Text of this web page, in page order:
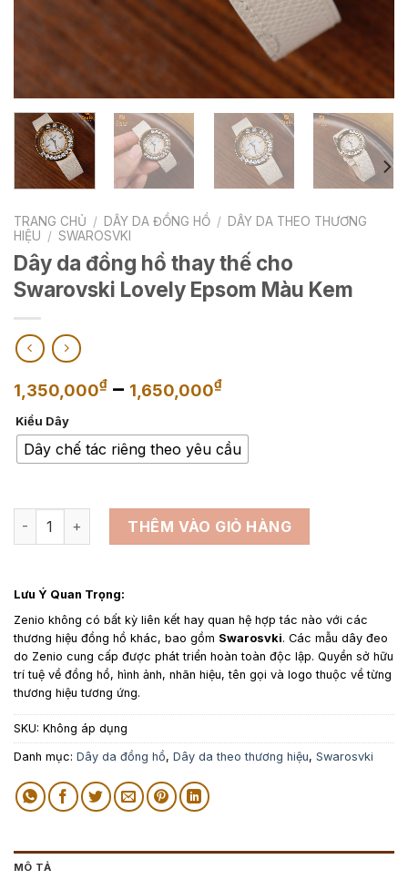
TRANG CHỦ / DÂY DA ĐỒNG HỒ / DÂY DA THEO THƯƠNG
HIỆU / SWAROSVKI
Dây da đồng hồ thay thế cho
Swarovski Lovely Epsom Màu Kem
1,350,000₫ – 1,650,000₫Khoảng
từ
1,350,000₫
Kiểu Dây
Dây chế tác riêng theo yêu cầu
Dây da đồng hồ thay thế cho Swarovski Lovely Epsom Màu
THÊM VÀO GIỎ HÀNG
Lưu Ý Quan Trọng:
Zenio không có bất kỳ liên kết hay quan hệ hợp tác nào với các
thương hiệu đồng hồ khác, bao gồm Swarosvki. Các mẫu dây đeo
do Zenio cung cấp được phát triển hoàn toàn độc lập. Quyền sở hữu
trí tuệ về đồng hồ, hình ảnh, nhãn hiệu, tên gọi và logo thuộc về từng
thương hiệu tương ứng.
SKU: Không áp dụng
Danh mục: Dây da đồng hồ, Dây da theo thương hiệu, Swarosvki
MÔ TẢ